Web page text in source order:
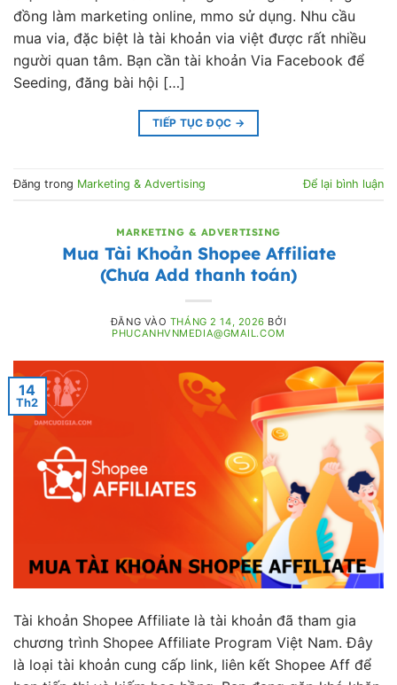
đồng làm marketing online, mmo sử dụng. Nhu cầu
mua via, đặc biệt là tài khoản via việt được rất nhiều
người quan tâm. Bạn cần tài khoản Via Facebook để
Seeding, đăng bài hội […]
TIẾP TỤC ĐỌC →
Đăng trong Marketing & Advertising Để lại bình luận
MARKETING & ADVERTISING
Mua Tài Khoản Shopee Affiliate
(Chưa Add thanh toán)
ĐĂNG VÀO THÁNG 2 14, 2026 BỞI
PHUCANHVNMEDIA@GMAIL.COM
14
Th2
Tài khoản Shopee Affiliate là tài khoản đã tham gia
chương trình Shopee Affiliate Program Việt Nam. Đây
là loại tài khoản cung cấp link, liên kết Shopee Aff để